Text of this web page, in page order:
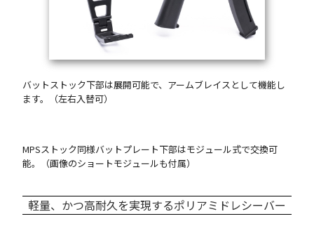
バットストック下部は展開可能で、アームブレイスとして機能し
ます。（左右入替可）
MPSストック同様バットプレート下部はモジュール式で交換可
能。（画像のショートモジュールも付属）
軽量、かつ高耐久を実現するポリアミドレシーバー